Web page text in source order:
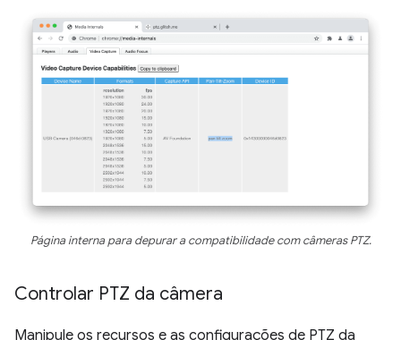
Página interna para depurar a compatibilidade com câmeras PTZ.
Controlar PTZ da câmera
Manipule os recursos e as configurações de PTZ da